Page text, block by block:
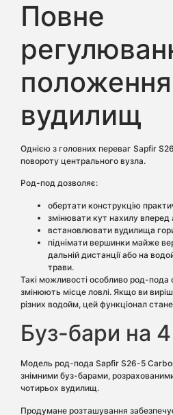
Повне
положення
вудилищ
Однією з головних переваг Sapfir
повороту центрального вузла.
Род-под дозволяє:
обертати конструкцію
змінювати кут нахилу вперед
встановлювати вудилища
піднімати вершинки майже
дальній дистанції або на
трави.
Такі можливості особливо род-пода
змінюють місце ловлі. Якщо ви
різних водойм, цей функціонал
Буз-бари на
Модель род-пода Sapfir S26-5
знімними буз-барами,
чотирьох вудилищ.
Продумане розташування